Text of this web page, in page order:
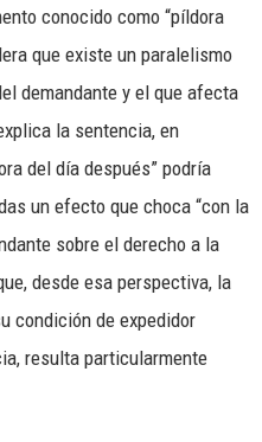
conocido como “píldora
que existe un paralelismo
demandante y el que afecta
la sentencia, en
del día después” podría
un efecto que choca “con la
sobre el derecho a la
desde esa perspectiva, la
condición de expedidor
resulta particularmente